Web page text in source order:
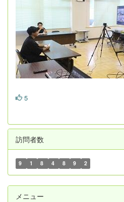
5
訪問者数
9 1 8 4 8 9 2
メニュー